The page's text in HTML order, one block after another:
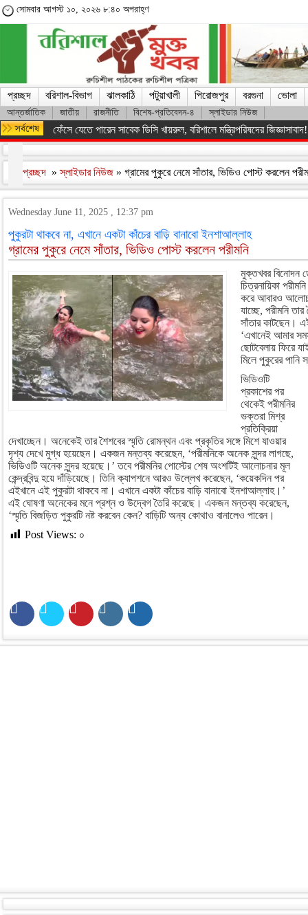
সোমবার আগস্ট ১০, ২০২৬ ৮:৪০ অপরাহ্ণ
প্রচ্ছদ বরিশাল-বিভাগ ঝালকাঠি পটুয়াখালী পিরোজপুর বরগুনা ভোলা
আন্তর্জাতিক জাতীয় রাজনীতি বিশেষ-প্রতিবেদন-৪ স্লাইডার নিউজ
বরিশাল শিক্ষা বোর্ডে ৫টি বিদ্যালয়ে পাস করেনি কেউ
প্রচ্ছদ »স্লাইডার নিউজ » গ্রামের পুকুরে নেমে সাঁতার, ভিডিও পোস্ট করলেন
Wednesday June 11, 2025 , 12:37 pm
পুকুরটা থাকবে না, এখানে একটা কাঁচের বাড়ি বানাবো ইনশাআল্লাহ
গ্রামের পুকুরে নেমে সাঁতার, ভিডিও পোস্ট করলেন পরীমনি
মুক্তখবর বিনোদন
চিত্রনায়িকা
করে আবারও
যাচ্ছে, পরীমনি
সাঁতার কাটছেন।
‘এখানেই আমার
ছোটবেলায় ফিরে
মিলে পুকুরের পানি
ভিডিওটি
প্রকাশের পর
থেকেই পরীমনির
ভক্তরা মিশ্র
প্রতিক্রিয়া
দেখাচ্ছেন। অনেকেই তার শৈশবের স্মৃতি রোমন্থন এবং প্রকৃতির সঙ্গে মিশে যাওয়ার
দৃশ্য দেখে মুগ্ধ হয়েছেন। একজন মন্তব্য করেছেন, ‘পরীমনিকে অনেক সুন্দর লাগছে,
ভিডিওটি অনেক সুন্দর হয়েছে।’ তবে পরীমনির পোস্টের শেষ অংশটিই আলোচনার মূল
কেন্দ্রবিন্দু হয়ে দাঁড়িয়েছে। তিনি ক্যাপশনে আরও উল্লেখ করেছেন, ‘কয়েকদিন পর
এইখানে এই পুকুরটা থাকবে না। এখানে একটা কাঁচের বাড়ি বানাবো ইনশাআল্লাহ।’
এই ঘোষণা অনেকের মনে প্রশ্ন ও উদ্বেগ তৈরি করেছে। একজন মন্তব্য করেছেন,
‘স্মৃতি বিজড়িত পুকুরটি নষ্ট করবেন কেন? বাড়িটি অন্য কোথাও বানালেও পারেন।
Post Views: ০